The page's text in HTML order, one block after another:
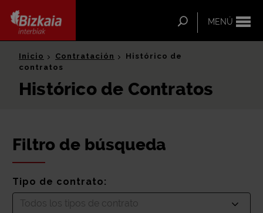
MENÚ
Buscar
Inicio Contratación
Histórico de
contratos
Histórico de Contratos
Filtro de búsqueda
Tipo de contrato:
Todos los tipos de contrato